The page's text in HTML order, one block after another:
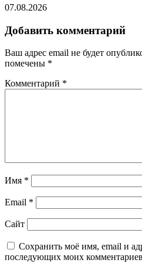
07.08.2026
Добавить комментарий
Ваш адрес email не будет
помечены *
Комментарий *
Имя *
Email *
Сайт
Сохранить моё имя, email и
последующих моих